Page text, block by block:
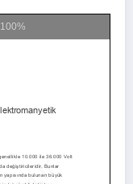
100%